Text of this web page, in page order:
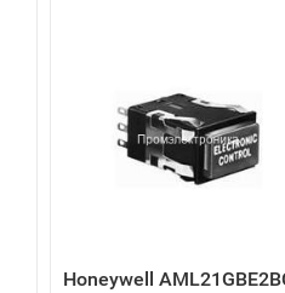
Honeywell